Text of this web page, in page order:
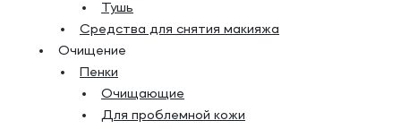
Тушь
Средства для снятия макияжа
Очищение
Пенки
Очищающие
Для проблемной кожи